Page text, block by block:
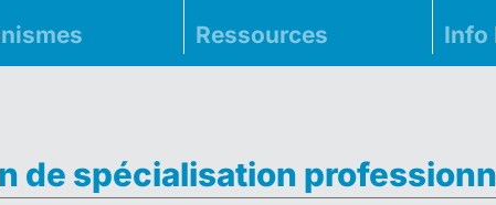
Ressources Info
de spécialisation